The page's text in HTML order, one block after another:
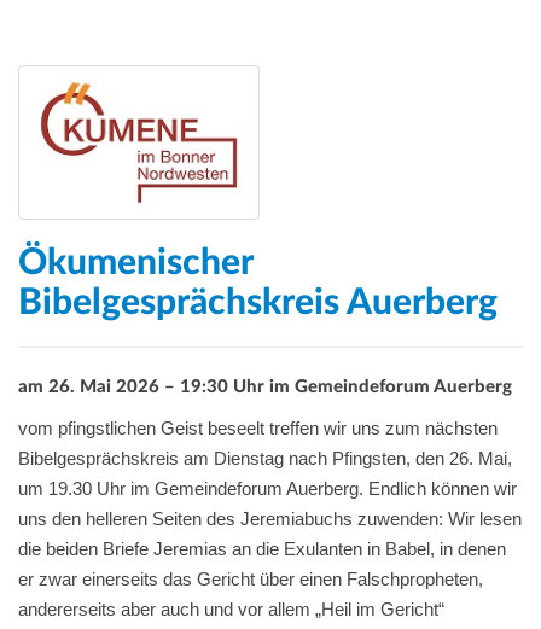
Ökumenischer
Bibelgesprächskreis Auerberg
am 26. Mai 2026 – 19:30 Uhr im Gemeindeforum Auerberg
vom pfingstlichen Geist beseelt treffen wir uns zum nächsten
Bibelgesprächskreis am Dienstag nach Pfingsten, den 26. Mai,
um 19.30 Uhr im Gemeindeforum Auerberg. Endlich können wir
uns den helleren Seiten des Jeremiabuchs zuwenden: Wir lesen
die beiden Briefe Jeremias an die Exulanten in Babel, in denen
er zwar einerseits das Gericht über einen Falschpropheten,
andererseits aber auch und vor allem „Heil im Gericht“